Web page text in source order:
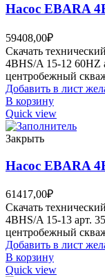
Насос EBARA
59408,00₽
Скачать
4BHS/A 15-12 60HZ
центробежный
Добавить в лист
В корзину
Quick view
Закрыть
Насос EBARA
61417,00₽
Скачать
4BHS/A 15-13 арт.
центробежный
Добавить в лист
В корзину
Quick view